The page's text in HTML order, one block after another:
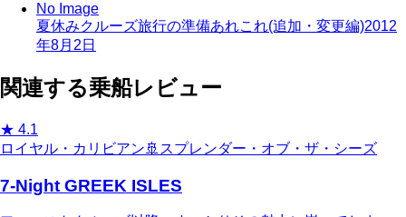
No Image
夏休みクルーズ旅行の準備あれこれ(追加・変更編)2012
年8月2日
関連する乗船レビュー
★ 4.1
ロイヤル・カリビアン 🚢 スプレンダー・オブ・ザ・シーズ
7-Night GREEK ISLES